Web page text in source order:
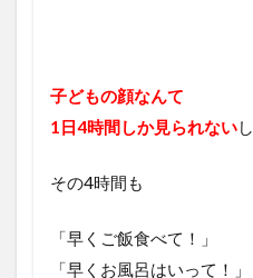
子どもの顔なんて
1日4時間しか見られないし
その4時間も
「早くご飯食べて！」
「早くお風呂はいって！」